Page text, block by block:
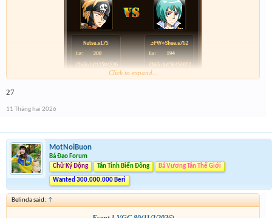
Click to expand...
27
11 Tháng hai 2026
MotNoiBuon
Bá Đạo Forum
Chữ Ký Động
Tân Tinh Biển Đông Bá Vương Tân Thế Giới
Wanted 300.000.000 Beri
Belinda said: ↑